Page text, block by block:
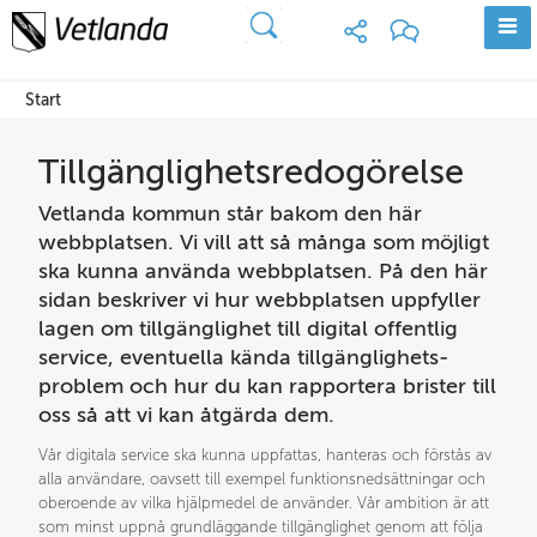
Start
Tillgänglighets­redogörelse
Vetlanda kommun står bakom den här
webbplatsen. Vi vill att så många som möjligt
ska kunna använda webbplatsen. På den här
sidan beskriver vi hur webbplatsen uppfyller
lagen om tillgänglighet till digital offentlig
service, eventuella kända tillgänglighets­
problem och hur du kan rapportera brister till
oss så att vi kan åtgärda dem.
Vår digitala service ska kunna uppfattas, hanteras och förstås av
alla användare, oavsett till exempel funktionsnedsättningar och
oberoende av vilka hjälpmedel de använder. Vår ambition är att
som minst uppnå grundläggande tillgänglighet genom att följa